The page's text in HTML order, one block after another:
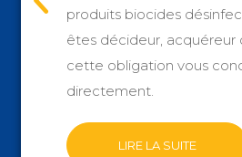
produits biocides
êtes décideur, acquéreur
cette obligation vous
directement.
LIRE LA SUITE